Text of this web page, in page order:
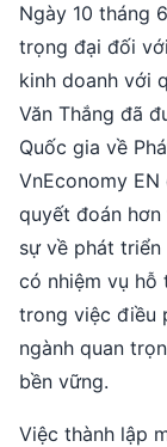
Ngày 10 tháng
trọng đại đối
kinh doanh với
Văn Thắng đã
Quốc gia về
VnEconomy
quyết đoán
sự về phát
có nhiệm vụ hỗ
trong việc điều
ngành quan
bền vững.
Việc thành lập